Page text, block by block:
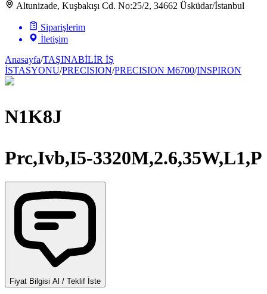
Altunizade, Kuşbakışı Cd. No:25/2, 34662 Üsküdar/İstanbul
Siparişlerim
İletişim
Anasayfa/TAŞINABİLİR İŞ
İSTASYONU/PRECISION/PRECISION M6700/INSPIRON
N1K8J
Prc,Ivb,I5-3320M,2.6,35W,L1,P
Fiyat Bilgisi Al / Teklif İste